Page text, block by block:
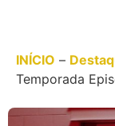
INÍCIO –
Temporada